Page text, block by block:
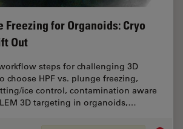
Freezing for Organoids: Cryo
Out
steps for challenging 3D
choose HPF vs. plunge freezing,
ice control, contamination aware
3D targeting in organoids,…